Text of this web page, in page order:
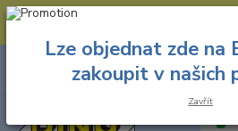
--- Spojovací materiál: 774 431 045 ---
8.00 hod. - 16.00 hod.
Lze objednat zde na
zakoupit v našich
Zavřít